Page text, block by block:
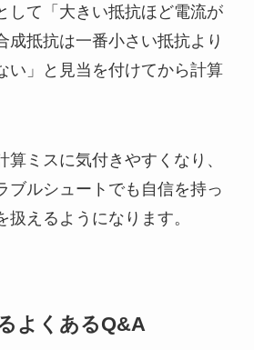
して「大きい抵抗ほど電流が
成抵抗は一番小さい抵抗より
い」と見当を付けてから計算
算ミスに気付きやすくなり、
ブルシュートでも自信を持っ
扱えるようになります。
よくあるQ&A